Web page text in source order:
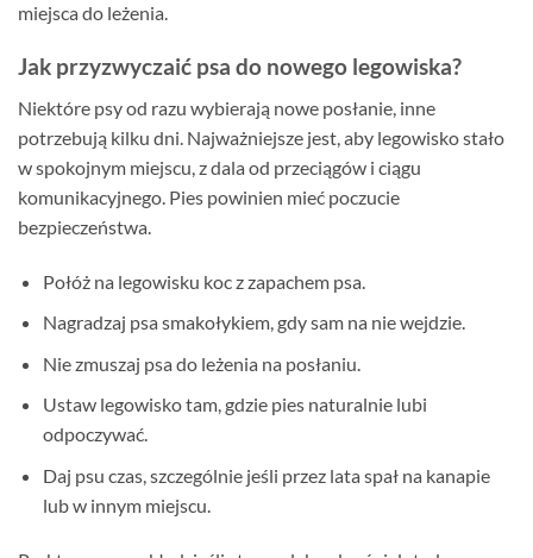
miejsca do leżenia.
Jak przyzwyczaić psa do nowego legowiska?
Niektóre psy od razu wybierają nowe posłanie, inne
potrzebują kilku dni. Najważniejsze jest, aby legowisko stało
w spokojnym miejscu, z dala od przeciągów i ciągu
komunikacyjnego. Pies powinien mieć poczucie
bezpieczeństwa.
Połóż na legowisku koc z zapachem psa.
Nagradzaj psa smakołykiem, gdy sam na nie wejdzie.
Nie zmuszaj psa do leżenia na posłaniu.
Ustaw legowisko tam, gdzie pies naturalnie lubi
odpoczywać.
Daj psu czas, szczególnie jeśli przez lata spał na kanapie
lub w innym miejscu.